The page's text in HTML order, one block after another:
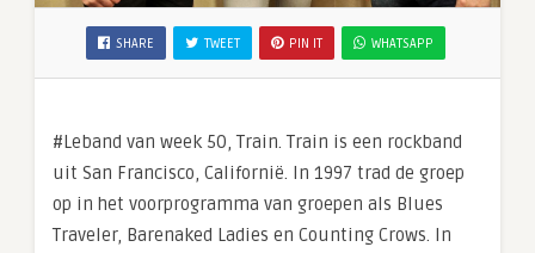
SHARE TWEET PIN IT WHATSAPP
#Leband van week 50, Train. Train is een rockband
uit San Francisco, Californië. In 1997 trad de groep
op in het voorprogramma van groepen als Blues
Traveler, Barenaked Ladies en Counting Crows. In